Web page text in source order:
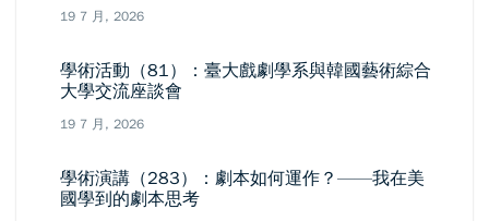
19 7 月, 2026
學術活動（81）：臺大戲劇學系與韓國藝術綜合
大學交流座談會
19 7 月, 2026
學術演講（283）：劇本如何運作？——我在美
國學到的劇本思考